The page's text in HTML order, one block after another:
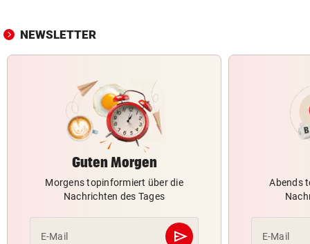
NEWSLETTER
Guten Morgen
Morgens topinformiert über die
Nachrichten des Tages
E-Mail send
Abschicken
Abends
E-Mail